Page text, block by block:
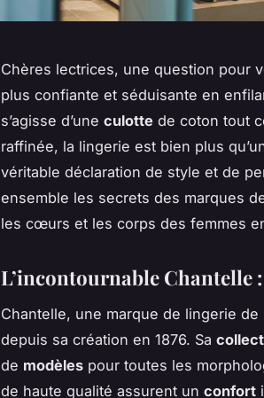
Chères lectrices, une question pour
plus confiante et séduisante en
s’agisse d’une culotte de coton tout
raffinée, la lingerie est bien plus
véritable déclaration de style et de
ensemble les secrets des marques
les cœurs et les corps des femmes
L’incontournable Chantelle
Chantelle, une marque de lingerie
depuis sa création en 1876. Sa
de modèles pour toutes les
de haute qualité assurent un confort